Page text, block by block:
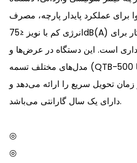
عملکرد پایدار پارچه، مصرف
انرژی کم با نویز ≤75dB(A) و نظارت بر ایمنی با توقف خودکار برای
است. این دستگاه در عرض‌ها و
مدل‌های مختلف تسمه (QTB-500 تا QTB-2000) موجود است و توان
تحویل سریع را ارائه می‌دهد و
دارای یک سال گارانتی می‌باشد.
◎
◎